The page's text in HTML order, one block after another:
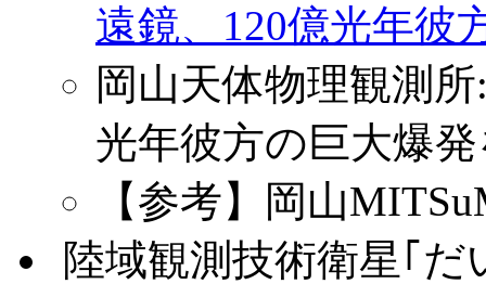
遠鏡、120億光年彼
岡山天体物理観測
光年彼方の巨大爆
【参考】岡山
陸域観測技術衛星｢